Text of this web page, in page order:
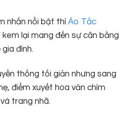
nhấn nổi bật thì Áo Tấc
lại mang đến sự cân bằng
đình.
thống tối giản nhưng sang
điểm xuyết hoa văn chìm
trang nhã.